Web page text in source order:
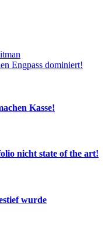
Engpass dominiert!
Kasse!
nicht state of the art!
wurde